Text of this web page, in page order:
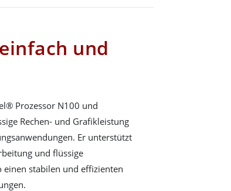
und
Prozessor N100 und
Rechen- und Grafikleistung
Er unterstützt
und flüssige
stabilen und effizienten